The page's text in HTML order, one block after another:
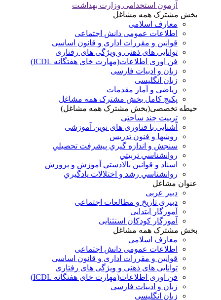
آزمون استخدامی وزارت بهداشت
بخش مشترک همه مشاغل
معارف اسلامی
اطلاعات عمومی دانش اجتماعی
قوانین و مقررات اداری و قانون اساسی
توانایی های ذهنی و ویژگی های رفتاری
فن اوری اطلاعات(مهارت خای هفتگانه ICDL)
زبان و ادبیات فارسی
زبان انگلیسی
ریاضی و آمار مقدمات
پکیج کامل بخش مشترک همه مشاغل
حیطه تخصصی(بخش مشترک همه مشاغل)
تربیت چند ساحتی
آشنایی با فناوری های نوین آموزشی
روشها و فنون تدريس
سنجش و اندازه گيري پيشرفت تحصيلي
روانشناسي تربيتي
اسناد و قوانين بالادستي آموزش و پرورش
روانشناسي رشد و اختلالات يادگيري
عنوان مشاغل
دبير عربی
دبیری تاریخ و مطالعات اجتماعی
آموزگار ابتدایی
آموزگار کودکان استثنایی
بخش مشترک همه مشاغل
معارف اسلامی
اطلاعات عمومی دانش اجتماعی
قوانین و مقررات اداری و قانون اساسی
توانایی های ذهنی و ویژگی های رفتاری
فن اوری اطلاعات(مهارت خای هفتگانه ICDL)
زبان و ادبیات فارسی
زبان انگلیسی